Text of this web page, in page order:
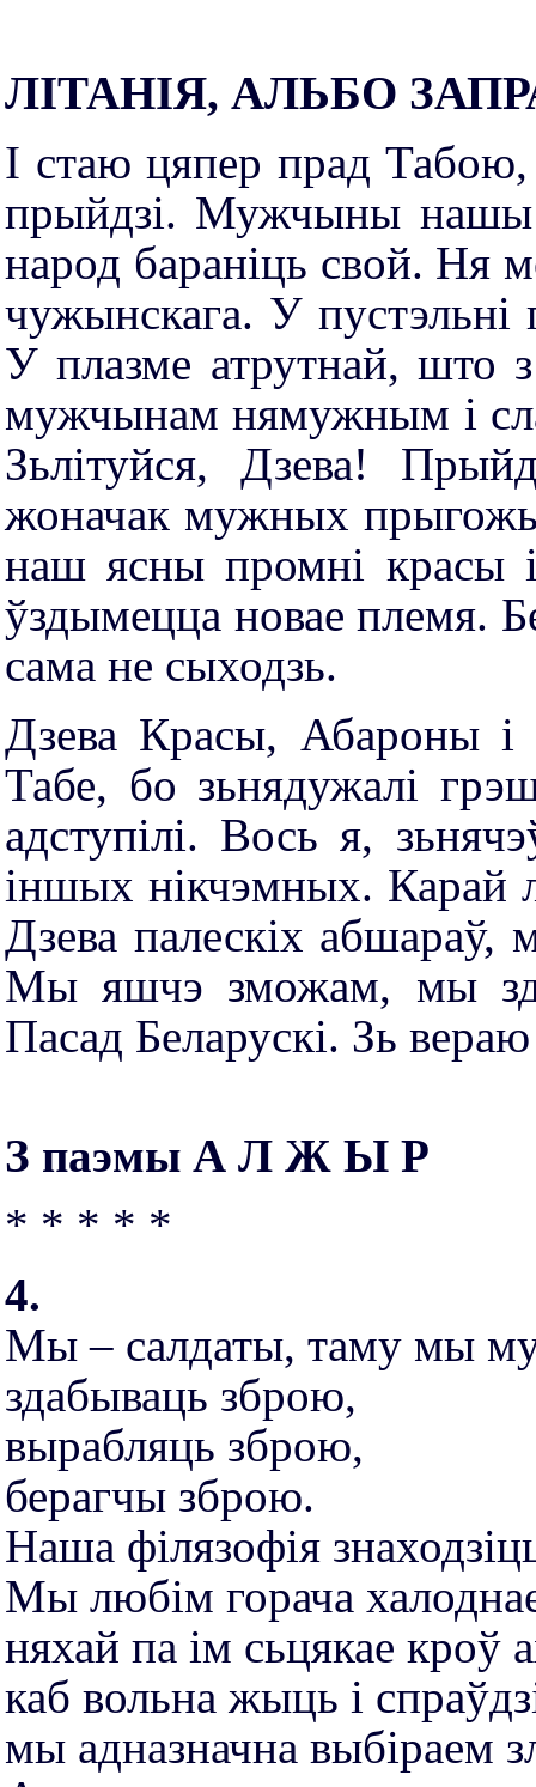
ЛІТАНІЯ, АЛЬБО
І стаю цяпер прад
прыйдзі. Мужчыны нашы
народ бараніць свой. Ня
чужынскага. У пустэльні
У плазме атрутнай, што
мужчынам нямужным і
Зьлітуйся, Дзева!
жоначак мужных
наш ясны промні красы
ўздымецца новае племя.
сама не сыходзь.
Дзева Красы, Абароны і
Табе, бо зьнядужалі
адступілі. Вось я,
іншых нікчэмных. Карай
Дзева палескіх
Мы яшчэ зможам, мы
Пасад Беларускі. Зь
З паэмы А Л Ж Ы Р
* * * * *
4.
Мы – салдаты, таму мы
здабываць зброю,
вырабляць зброю,
берагчы зброю.
Наша філязофія
Мы любім горача
няхай па ім сьцякае кроў
каб вольна жыць і
мы адназначна выбіраем